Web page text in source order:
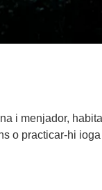
i menjador,
o practicar-hi